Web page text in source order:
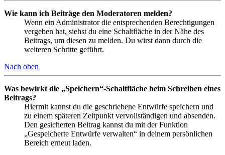
Wie kann ich Beiträge den Moderatoren melden?
Wenn ein Administrator die entsprechenden Berechtigungen
vergeben hat, siehst du eine Schaltfläche in der Nähe des
Beitrags, um diesen zu melden. Du wirst dann durch die
weiteren Schritte geführt.
Nach oben
Was bewirkt die „Speichern“-Schaltfläche beim Schreiben eines
Beitrags?
Hiermit kannst du die geschriebene Entwürfe speichern und
zu einem späteren Zeitpunkt vervollständigen und absenden.
Den gesicherten Beitrag kannst du mit der Funktion
„Gespeicherte Entwürfe verwalten“ in deinem persönlichen
Bereich erneut laden.